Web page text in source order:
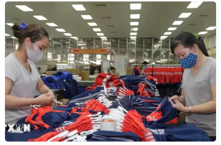
Đức: Nền kinh tế lớn nhất châu Âu có khả
năng đối phó với khủng hoảng
02/10/2019 10:59
Bộ trưởng Tài chính Đức Olaf Scholz dự báo sẽ không
xảy ra một đợt suy thoái tồi tệ giống như giai đoạn
2008-2009.